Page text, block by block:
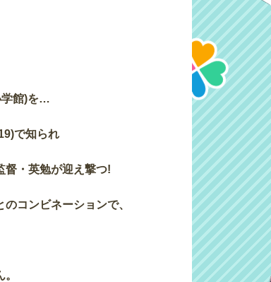
学館)を…
で知られ
督・英勉が迎え撃つ!
コンビネーションで、